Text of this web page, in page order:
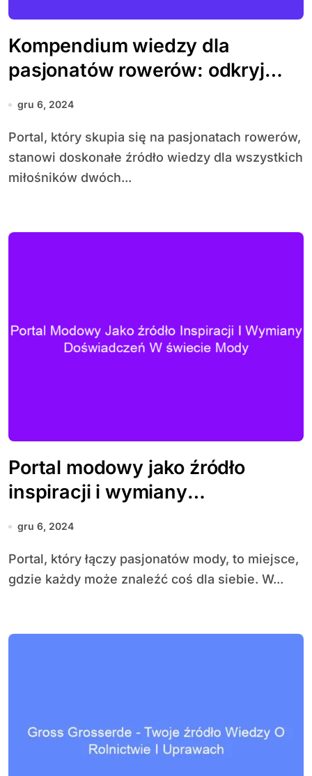
Kompendium wiedzy dla
pasjonatów rowerów: odkryj
tajniki jazdy i konserwacji
gru 6, 2024
Portal, który skupia się na pasjonatach rowerów,
stanowi doskonałe źródło wiedzy dla wszystkich
miłośników dwóch...
Portal modowy jako źródło
inspiracji i wymiany
doświadczeń w świecie mody
gru 6, 2024
Portal, który łączy pasjonatów mody, to miejsce,
gdzie każdy może znaleźć coś dla siebie. W...